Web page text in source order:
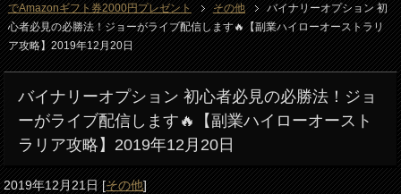
でAmazonギフト券2000円プレゼント
その他
バイナリーオプション 初
心者必見の必勝法！ジョーがライブ配信します🔥【副業ハイローオーストラリ
ア攻略】2019年12月20日
バイナリーオプション 初心者必見の必勝法！ジョ
ーがライブ配信します🔥【副業ハイローオースト
ラリア攻略】2019年12月20日
2019年12月21日[その他]